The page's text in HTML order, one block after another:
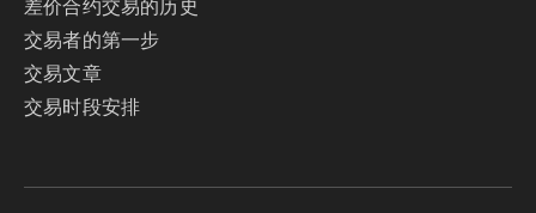
差价合约交易的历史
交易者的第一步
交易文章
交易时段安排